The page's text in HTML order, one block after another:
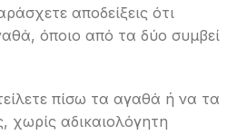
αποδείξεις ότι
όποιο από τα δύο συμβεί
πίσω τα αγαθά ή να τα
χωρίς αδικαιολόγητη